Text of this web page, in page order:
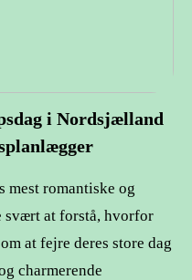
i Nordsjælland
mest romantiske og
svært at forstå, hvorfor
at fejre deres store dag
charmerende